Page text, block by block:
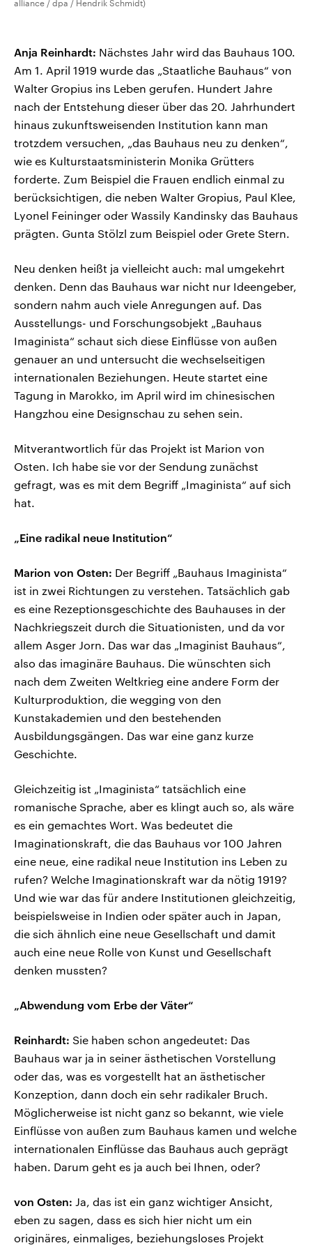
alliance / dpa / Hendrik Schmidt)
Anja Reinhardt: Nächstes Jahr wird das Bauhaus 100.
Am 1. April 1919 wurde das „Staatliche Bauhaus“ von
Walter Gropius ins Leben gerufen. Hundert Jahre
nach der Entstehung dieser über das 20. Jahrhundert
hinaus zukunftsweisenden Institution kann man
trotzdem versuchen, „das Bauhaus neu zu denken“,
wie es Kulturstaatsministerin Monika Grütters
forderte. Zum Beispiel die Frauen endlich einmal zu
berücksichtigen, die neben Walter Gropius, Paul Klee,
Lyonel Feininger oder Wassily Kandinsky das Bauhaus
prägten. Gunta Stölzl zum Beispiel oder Grete Stern.
Neu denken heißt ja vielleicht auch: mal umgekehrt
denken. Denn das Bauhaus war nicht nur Ideengeber,
sondern nahm auch viele Anregungen auf. Das
Ausstellungs- und Forschungsobjekt „Bauhaus
Imaginista“ schaut sich diese Einflüsse von außen
genauer an und untersucht die wechselseitigen
internationalen Beziehungen. Heute startet eine
Tagung in Marokko, im April wird im chinesischen
Hangzhou eine Designschau zu sehen sein.
Mitverantwortlich für das Projekt ist Marion von
Osten. Ich habe sie vor der Sendung zunächst
gefragt, was es mit dem Begriff „Imaginista“ auf sich
hat.
„Eine radikal neue Institution“
Marion von Osten: Der Begriff „Bauhaus Imaginista“
ist in zwei Richtungen zu verstehen. Tatsächlich gab
es eine Rezeptionsgeschichte des Bauhauses in der
Nachkriegszeit durch die Situationisten, und da vor
allem Asger Jorn. Das war das „Imaginist Bauhaus“,
also das imaginäre Bauhaus. Die wünschten sich
nach dem Zweiten Weltkrieg eine andere Form der
Kulturproduktion, die wegging von den
Kunstakademien und den bestehenden
Ausbildungsgängen. Das war eine ganz kurze
Geschichte.
Gleichzeitig ist „Imaginista“ tatsächlich eine
romanische Sprache, aber es klingt auch so, als wäre
es ein gemachtes Wort. Was bedeutet die
Imaginationskraft, die das Bauhaus vor 100 Jahren
eine neue, eine radikal neue Institution ins Leben zu
rufen? Welche Imaginationskraft war da nötig 1919?
Und wie war das für andere Institutionen gleichzeitig,
beispielsweise in Indien oder später auch in Japan,
die sich ähnlich eine neue Gesellschaft und damit
auch eine neue Rolle von Kunst und Gesellschaft
denken mussten?
„Abwendung vom Erbe der Väter“
Reinhardt: Sie haben schon angedeutet: Das
Bauhaus war ja in seiner ästhetischen Vorstellung
oder das, was es vorgestellt hat an ästhetischer
Konzeption, dann doch ein sehr radikaler Bruch.
Möglicherweise ist nicht ganz so bekannt, wie viele
Einflüsse von außen zum Bauhaus kamen und welche
internationalen Einflüsse das Bauhaus auch geprägt
haben. Darum geht es ja auch bei Ihnen, oder?
von Osten: Ja, das ist ein ganz wichtiger Ansicht,
eben zu sagen, dass es sich hier nicht um ein
originäres, einmaliges, beziehungsloses Projekt